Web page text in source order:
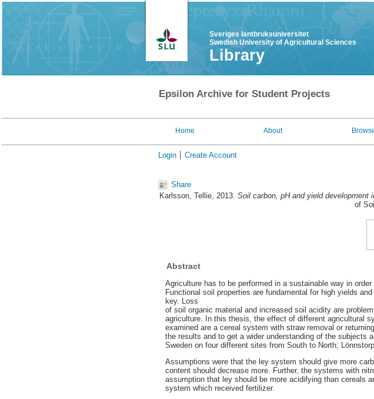
Sveriges lantbruksuniversitet
Swedish University of Agricultural Sciences
Library
Epsilon Archive for Student Projects
Home About
Login Create Account
Share
Karlsson, Tellie, 2013. Soil carbon, pH and yield development
of
Abstract
Agriculture has to be performed in a sustainable way in
Functional soil properties are fundamental for high yields
key. Loss
of soil organic material and increased soil acidity are
agriculture. In this thesis, the effect of different agricultural
examined are a cereal system with straw removal or
the results and to get a wider understanding of the subjects
Sweden on four different sites from South to North;
Assumptions were that the ley system should give more
content should decrease more. Further, the systems with
assumption that ley should be more acidifying than cereals
system which received fertilizer.